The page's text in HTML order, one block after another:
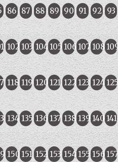
86 87 88 89 90 91 92 93
102 103 104 105 106 107 108
118 119 120121 122 123 124 125
134 135 136 137 138 139 140 141
150151 152 153 154 155 156 157